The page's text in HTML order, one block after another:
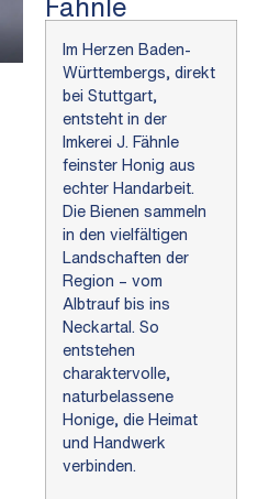
Fähnle
Im Herzen Baden-
Württembergs, direkt
bei Stuttgart,
entsteht in der
Imkerei J. Fähnle
feinster Honig aus
echter Handarbeit.
Die Bienen sammeln
in den vielfältigen
Landschaften der
Region – vom
Albtrauf bis ins
Neckartal. So
entstehen
charaktervolle,
naturbelassene
Honige, die Heimat
und Handwerk
verbinden.